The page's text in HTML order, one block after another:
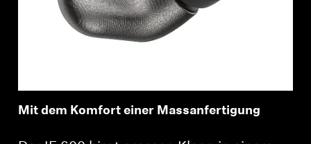
Mit dem Komfort einer Massanfertigung